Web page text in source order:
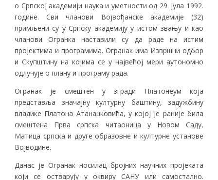
о Српској академији наука и уметности од 29. јула 1992.
године. Сви чланови Војвођанске академије (32)
примљени су у Српску академију у истом звању и као
чланови Огранка наставили су да раде на истим
пројектима и програмима. Огранак има Извршни одбор
и Скупштину на којима се у највећој мери аутономно
одлучује о плану и програму рада.
Огранак је смештен у згради Платонеум која
представља значајну културну баштину, задужбину
владике Платона Атанацковића, у којој је раније била
смештена Прва српска читаоница у Новом Саду,
Матица српска и друге образовне и културне установе
Војводине.
Данас је Огранак носилац бројних научних пројеката
који се остварују у оквиру САНУ или самостално.